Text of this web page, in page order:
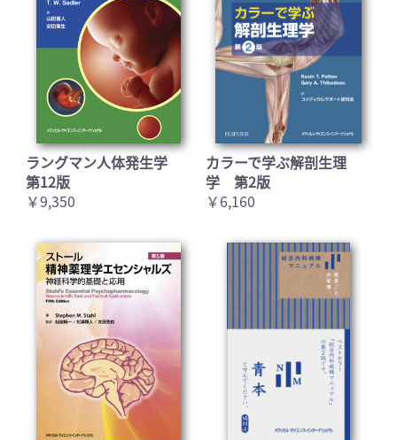
お買い物を続ける カートへ進む
ラングマン人体発生学
第12版
￥9,350
カラーで学ぶ解剖生理
学 第2版
￥6,160